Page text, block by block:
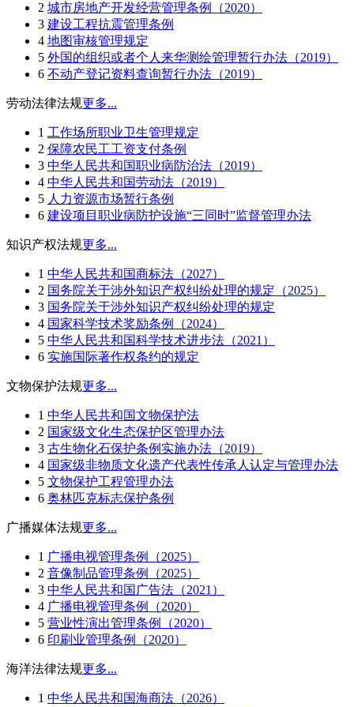
2 城市房地产开发经营管理条例（2020）
3 建设工程抗震管理条例
4 地图审核管理规定
5 外国的组织或者个人来华测绘管理暂行办法（2019）
6 不动产登记资料查询暂行办法（2019）
劳动法律法规更多...
1 工作场所职业卫生管理规定
2 保障农民工工资支付条例
3 中华人民共和国职业病防治法（2019）
4 中华人民共和国劳动法（2019）
5 人力资源市场暂行条例
6 建设项目职业病防护设施“三同时”监督管理办法
知识产权法规更多...
1 中华人民共和国商标法（2027）
2 国务院关于涉外知识产权纠纷处理的规定（2025）
3 国务院关于涉外知识产权纠纷处理的规定
4 国家科学技术奖励条例（2024）
5 中华人民共和国科学技术进步法（2021）
6 实施国际著作权条约的规定
文物保护法规更多...
1 中华人民共和国文物保护法
2 国家级文化生态保护区管理办法
3 古生物化石保护条例实施办法（2019）
4 国家级非物质文化遗产代表性传承人认定与管理办法
5 文物保护工程管理办法
6 奥林匹克标志保护条例
广播媒体法规更多...
1 广播电视管理条例（2025）
2 音像制品管理条例（2025）
3 中华人民共和国广告法（2021）
4 广播电视管理条例（2020）
5 营业性演出管理条例（2020）
6 印刷业管理条例（2020）
海洋法律法规更多...
1 中华人民共和国海商法（2026）